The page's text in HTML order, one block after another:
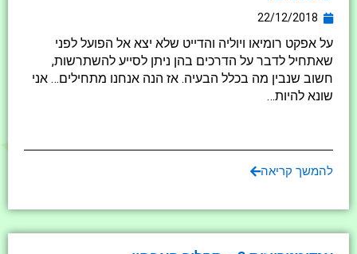
22/12/2018
על אפקט רומיאו ויוליה והדייט שלא יצא אל הפועל לפני
שאתחיל לדבר על הדרכים בהן ניתן לסייע להשתרשות,
חשוב שנבין מה בכלל הבעיה. אז הנה אנחנו מתחילים… אני
שונא להיות…
להמשך קריאה